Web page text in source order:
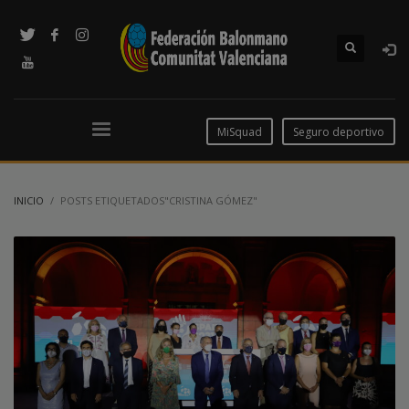
MiSquad Seguro deportivo
INICIO POSTS ETIQUETADOS"CRISTINA GÓMEZ"